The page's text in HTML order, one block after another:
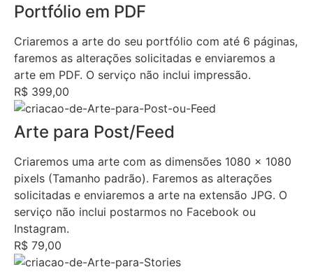
Portfólio em PDF
Criaremos a arte do seu portfólio com até 6 páginas,
faremos as alterações solicitadas e enviaremos a
arte em PDF. O serviço não inclui impressão.
R$ 399,00
Arte para Post/Feed
Criaremos uma arte com as dimensões 1080 x 1080
pixels (Tamanho padrão). Faremos as alterações
solicitadas e enviaremos a arte na extensão JPG. O
serviço não inclui postarmos no Facebook ou
Instagram.
R$ 79,00